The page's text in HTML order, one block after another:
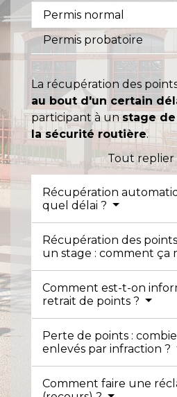
Permis normal
Permis probatoire
La récupération des
au bout d'un certain
participant à un stage
la sécurité routière.
Tout replier
Récupération
quel délai ?
Récupération des
un stage : comment ça
Comment est-t-on
retrait de points ?
Perte de points :
enlevés par infraction ?
Comment faire une